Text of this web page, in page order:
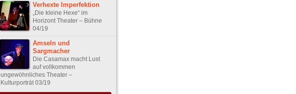
Verhexte Imperfektion
„Die kleine Hexe“ im
Horizont Theater – Bühne
04/19
Amseln und
Sargmacher
Die Casamax macht Lust
auf vollkommen
ungewöhnliches Theater –
Kulturporträt 03/19